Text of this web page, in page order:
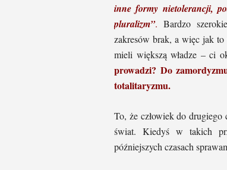
inne formy nietolerancji,
pluralizm”. Bardzo
zakresów brak, a więc jak
mieli większą władze – ci
prowadzi? Do
totalitaryzmu.
To, że człowiek do drugiego
świat. Kiedyś w takich
późniejszych czasach